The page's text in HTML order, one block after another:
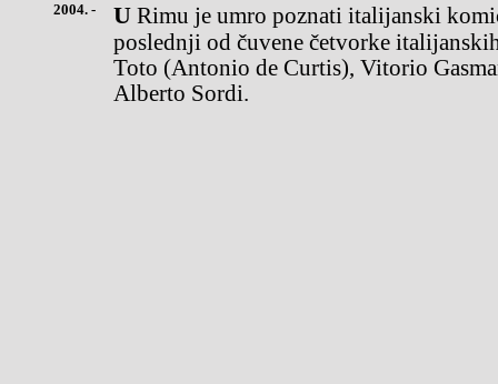
2004. - U Rimu je umro poznati italijanski komičar Nino Manfredi (84),
poslednji od čuvene četvorke
Toto (Antonio de Curtis), Vitorio
Alberto Sordi.